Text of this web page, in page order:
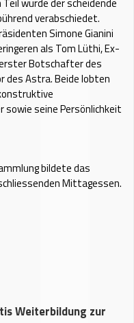
verabschiedet.
Simone Gianini
als Tom Lüthi, Ex-
Botschafter des
des Astra. Beide lobten
seine Persönlichkeit
bildete das
Mittagessen.
Weiterbildung zur